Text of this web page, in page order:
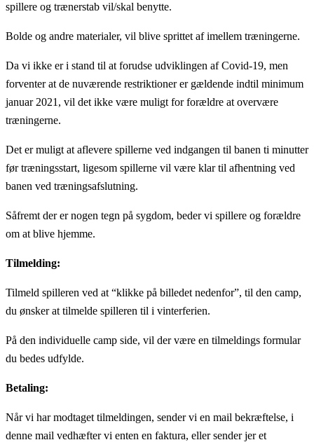
spillere og trænerstab vil/skal benytte.
Bolde og andre materialer, vil blive sprittet af imellem træningerne.
Da vi ikke er i stand til at forudse udviklingen af Covid-19, men
forventer at de nuværende restriktioner er gældende indtil minimum
januar 2021, vil det ikke være muligt for forældre at overvære
træningerne.
Det er muligt at aflevere spillerne ved indgangen til banen ti minutter
før træningsstart, ligesom spillerne vil være klar til afhentning ved
banen ved træningsafslutning.
Såfremt der er nogen tegn på sygdom, beder vi spillere og forældre
om at blive hjemme.
Tilmelding:
Tilmeld spilleren ved at “klikke på billedet nedenfor”, til den camp,
du ønsker at tilmelde spilleren til i vinterferien.
På den individuelle camp side, vil der være en tilmeldings formular
du bedes udfylde.
Betaling:
Når vi har modtaget tilmeldingen, sender vi en mail bekræftelse, i
denne mail vedhæfter vi enten en faktura, eller sender jer et